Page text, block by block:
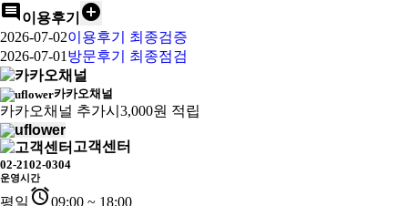
comment이용후기 add_circle
2026-07-02이용후기 최종검증
2026-07-01 방문후기 최종점검
카카오채널
카카오채널 추가시 3,000원 적립
고객센터
02-2102-0304
운영시간
평일 alarm09:00 ~ 18:00